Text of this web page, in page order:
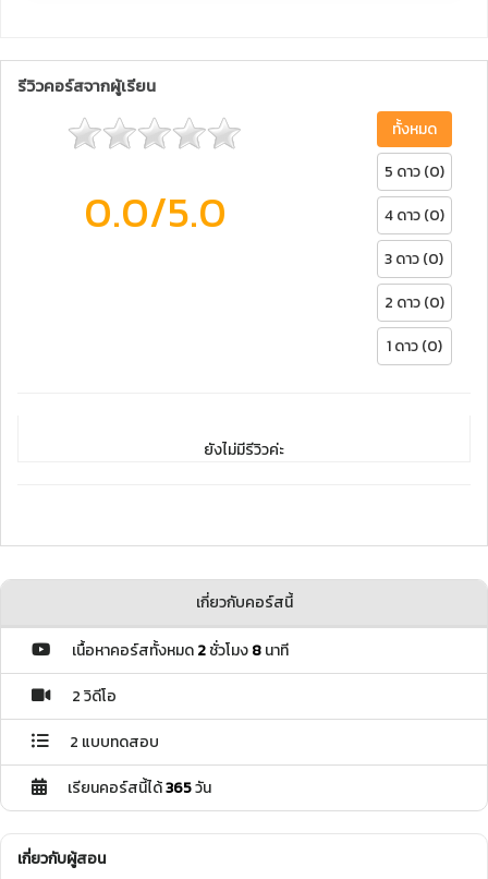
รีวิวคอร์สจากผู้เรียน
0.0/5.0
ทั้งหมด
5 ดาว (0)
4 ดาว (0)
3 ดาว (0)
2 ดาว (0)
1 ดาว (0)
ยังไม่มีรีวิวค่ะ
เกี่ยวกับคอร์สนี้
เนื้อหาคอร์สทั้งหมด2ชั่วโมง8นาที
2 วิดีโอ
2 แบบทดสอบ
เรียนคอร์สนี้ได้365วัน
เกี่ยวกับผู้สอน